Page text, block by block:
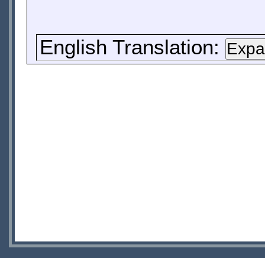
English Translation: